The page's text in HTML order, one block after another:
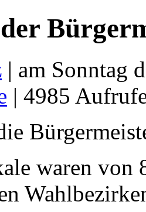
| am Sonntag
| 4985
waren von